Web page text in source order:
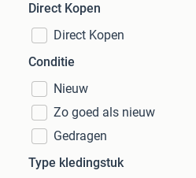
Direct Kopen
Direct Kopen
Conditie
Nieuw
Zo goed als nieuw
Gedragen
Type kledingstuk